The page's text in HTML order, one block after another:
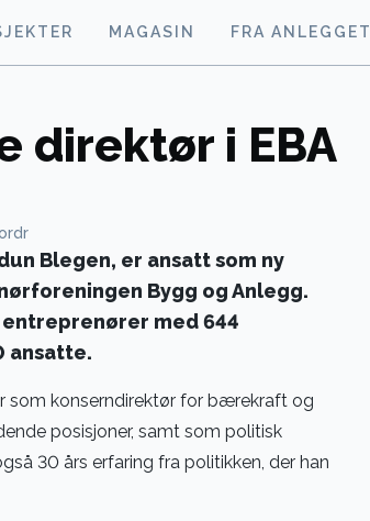
MAGASIN FRA ANLEGGET
direktør i EBA
Blegen, er ansatt som ny
Bygg og Anlegg.
med 644
ansatte.
som konserndirektør for bærekraft og
posisjoner, samt som politisk
30 års erfaring fra politikken, der han